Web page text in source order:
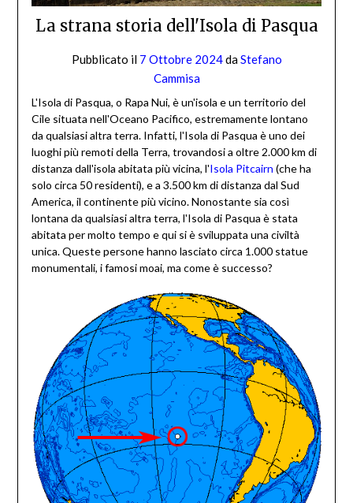
La strana storia dell'Isola di Pasqua
Pubblicato il 7 Ottobre 2024daStefano
Cammisa
L'Isola di Pasqua, o Rapa Nui, è un'isola e un territorio del
Cile situata nell'Oceano Pacifico, estremamente lontano
da qualsiasi altra terra. Infatti, l'Isola di Pasqua è uno dei
luoghi più remoti della Terra, trovandosi a oltre 2.000 km di
distanza dall'isola abitata più vicina, l'Isola Pitcairn (che ha
solo circa 50 residenti), e a 3.500 km di distanza dal Sud
America, il continente più vicino. Nonostante sia così
lontana da qualsiasi altra terra, l'Isola di Pasqua è stata
abitata per molto tempo e qui si è sviluppata una civiltà
unica. Queste persone hanno lasciato circa 1.000 statue
monumentali, i famosi moai, ma come è successo?